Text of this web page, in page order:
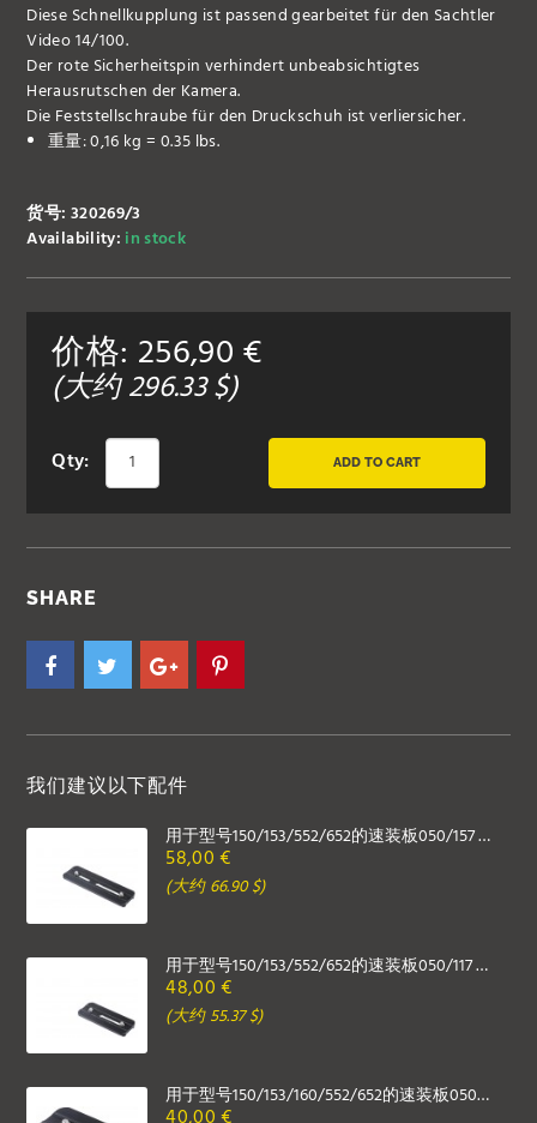
Diese Schnellkupplung ist passend gearbeitet für den Sachtler
Video 14/100.
Der rote Sicherheitspin verhindert unbeabsichtigtes
Herausrutschen der Kamera.
Die Feststellschraube für den Druckschuh ist verliersicher.
重量: 0,16 kg = 0.35 lbs.
货号: 320269/3
Availability: in stock
价格: 256,90 €
(大约296.33$)
Qty: ADD TO CART
SHARE
我们建议以下配件
用于型号150/153/552/652的速装板050/157 mm
58,00 €
(大约 66.90 $)
用于型号150/153/552/652的速装板050/117 mm
48,00 €
(大约 55.37 $)
用于型号150/153/160/552/652的速装板050/87 mm